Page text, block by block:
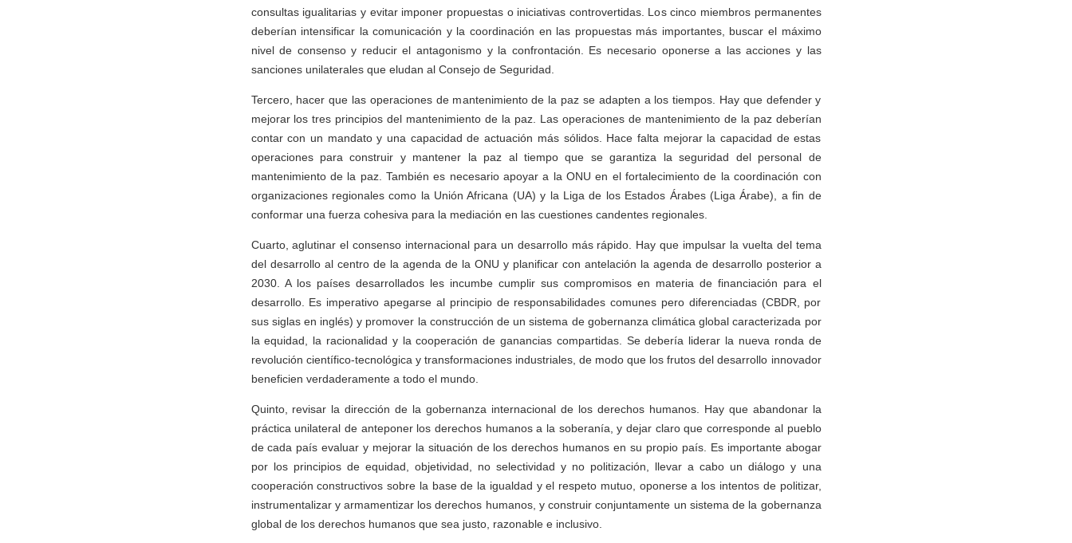
consultas igualitarias y evitar imponer propuestas o iniciativas controvertidas. Los cinco miembros permanentes
deberían intensificar la comunicación y la coordinación en las propuestas más importantes, buscar el máximo
nivel de consenso y reducir el antagonismo y la confrontación. Es necesario oponerse a las acciones y las
sanciones unilaterales que eludan al Consejo de Seguridad.
Tercero, hacer que las operaciones de mantenimiento de la paz se adapten a los tiempos. Hay que defender y
mejorar los tres principios del mantenimiento de la paz. Las operaciones de mantenimiento de la paz deberían
contar con un mandato y una capacidad de actuación más sólidos. Hace falta mejorar la capacidad de estas
operaciones para construir y mantener la paz al tiempo que se garantiza la seguridad del personal de
mantenimiento de la paz. También es necesario apoyar a la ONU en el fortalecimiento de la coordinación con
organizaciones regionales como la Unión Africana (UA) y la Liga de los Estados Árabes (Liga Árabe), a fin de
conformar una fuerza cohesiva para la mediación en las cuestiones candentes regionales.
Cuarto, aglutinar el consenso internacional para un desarrollo más rápido. Hay que impulsar la vuelta del tema
del desarrollo al centro de la agenda de la ONU y planificar con antelación la agenda de desarrollo posterior a
2030. A los países desarrollados les incumbe cumplir sus compromisos en materia de financiación para el
desarrollo. Es imperativo apegarse al principio de responsabilidades comunes pero diferenciadas (CBDR, por
sus siglas en inglés) y promover la construcción de un sistema de gobernanza climática global caracterizada por
la equidad, la racionalidad y la cooperación de ganancias compartidas. Se debería liderar la nueva ronda de
revolución científico-tecnológica y transformaciones industriales, de modo que los frutos del desarrollo innovador
beneficien verdaderamente a todo el mundo.
Quinto, revisar la dirección de la gobernanza internacional de los derechos humanos. Hay que abandonar la
práctica unilateral de anteponer los derechos humanos a la soberanía, y dejar claro que corresponde al pueblo
de cada país evaluar y mejorar la situación de los derechos humanos en su propio país. Es importante abogar
por los principios de equidad, objetividad, no selectividad y no politización, llevar a cabo un diálogo y una
cooperación constructivos sobre la base de la igualdad y el respeto mutuo, oponerse a los intentos de politizar,
instrumentalizar y armamentizar los derechos humanos, y construir conjuntamente un sistema de la gobernanza
global de los derechos humanos que sea justo, razonable e inclusivo.